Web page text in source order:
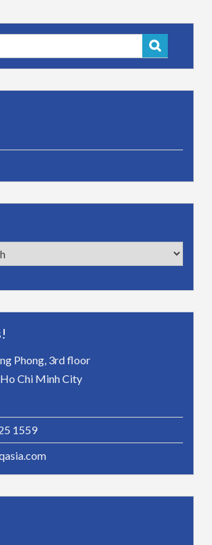
Phong, 3rd floor
Chi Minh City
1559